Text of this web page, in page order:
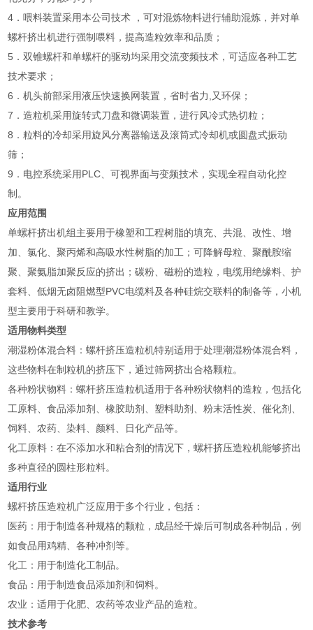
4．喂料装置采用本公司技术 ，可对混炼物料进行辅助混炼，并对单
螺杆挤出机进行强制喂料，提高造粒效率和品质；
5．双锥螺杆和单螺杆的驱动均采用交流变频技术，可适应各种工艺
技术要求；
6．机头前部采用液压快速换网装置，省时省力,又环保；
7．造粒机采用旋转式刀盘和微调装置，进行风冷式热切粒；
8．粒料的冷却采用旋风分离器输送及滚筒式冷却机或圆盘式振动
筛；
9．电控系统采用PLC、可视界面与变频技术，实现全程自动化控
制。
应用范围
单螺杆挤出机组主要用于橡塑和工程树脂的填充、共混、改性、增
加、氯化、聚丙烯和高吸水性树脂的加工；可降解母粒、聚酰胺缩
聚、聚氨脂加聚反应的挤出；碳粉、磁粉的造粒，电缆用绝缘料、护
套料、低烟无卤阻燃型PVC电缆料及各种硅烷交联料的制备等，小机
型主要用于科研和教学。
适用物料类型
‌潮湿粉体混合料‌：螺杆挤压造粒机特别适用于处理潮湿粉体混合料，
这些物料在制粒机的挤压下，通过筛网挤出合格颗粒‌。
‌各种粉状物料‌：螺杆挤压造粒机适用于各种粉状物料的造粒，包括化
工原料、食品添加剂、橡胶助剂、塑料助剂、粉末活性炭、催化剂、
饲料、农药、染料、颜料、日化产品等‌。
‌化工原料‌：在不添加水和粘合剂的情况下，螺杆挤压造粒机能够挤出
多种直径的圆柱形粒料‌。
适用行业
螺杆挤压造粒机广泛应用于多个行业，包括：
‌医药‌：用于制造各种规格的颗粒，成品经干燥后可制成各种制品，例
如食品用鸡精、各种冲剂等‌。
‌化工‌：用于制造化工制品‌。
‌食品‌：用于制造食品添加剂和饲料‌。
‌农业‌：适用于化肥、农药等农业产品的造粒‌。
技术参考